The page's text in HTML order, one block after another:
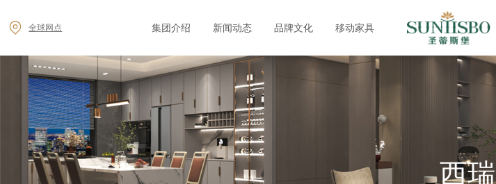
全球网点 集团介绍 新闻动态 品牌文化 移动家具
西瑞